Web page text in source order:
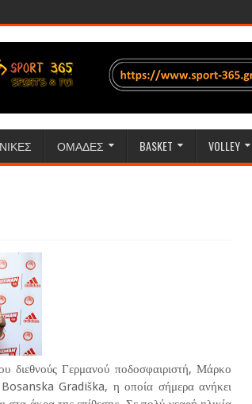
ΟΜΑΔΕΣ BASKET VOLLEY
Γερμανού ποδοσφαιριστή, Μάρκο
Gradiška, η οποία σήμερα ανήκει